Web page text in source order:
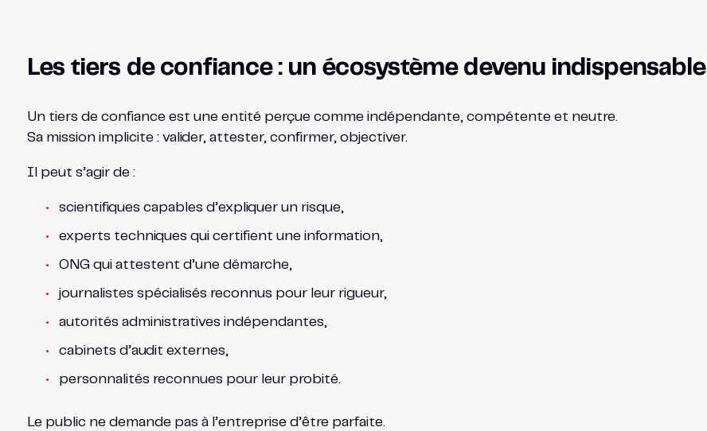
Les tiers de confiance : un écosystème devenu indispensable
Un tiers de confiance est une entité perçue comme indépendante, compétente et neutre.
Sa mission implicite : valider, attester, confirmer, objectiver.
Il peut s’agir de :
scientifiques capables d’expliquer un risque,
experts techniques qui certifient une information,
ONG qui attestent d’une démarche,
journalistes spécialisés reconnus pour leur rigueur,
autorités administratives indépendantes,
cabinets d’audit externes,
personnalités reconnues pour leur probité.
Le public ne demande pas à l’entreprise d’être parfaite.